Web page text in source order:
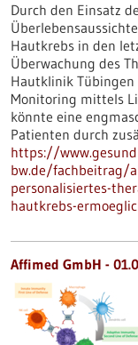
Durch den Einsatz
Hautkrebs in den
Überwachung des
Hautklinik
Monitoring mittels
könnte eine
Patienten durch
https://
bw.de/fachbeitrag/
personalisiertes-
hautkrebs-
Affimed GmbH -